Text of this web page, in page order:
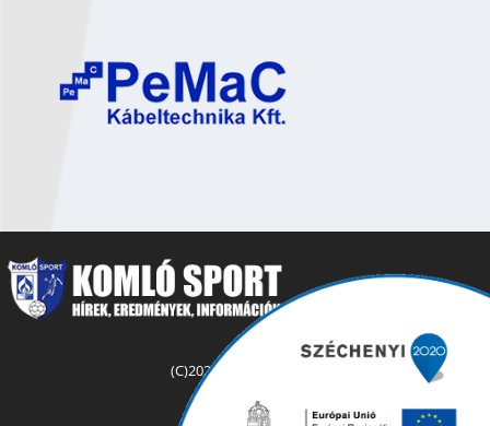
(C)2025 komlosport.hu